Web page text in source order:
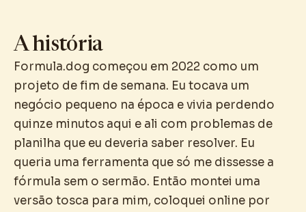
A história
Formula.dog começou em 2022 como um
projeto de fim de semana. Eu tocava um
negócio pequeno na época e vivia perdendo
quinze minutos aqui e ali com problemas de
planilha que eu deveria saber resolver. Eu
queria uma ferramenta que só me dissesse a
fórmula sem o sermão. Então montei uma
versão tosca para mim, coloquei online por